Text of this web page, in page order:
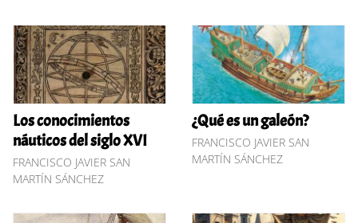
Los conocimientos
náuticos del siglo XVI
FRANCISCO JAVIER SAN
MARTÍN SÁNCHEZ
¿Qué es un galeón?
FRANCISCO JAVIER SAN
MARTÍN SÁNCHEZ